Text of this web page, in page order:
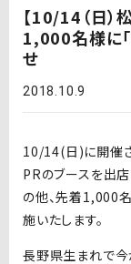
【10/14（日
1,000名様に
せ
2018.10.9
10/14(日)に開催
PRのブースを出店
の他、先着1,000
施いたします。
長野県生まれで今